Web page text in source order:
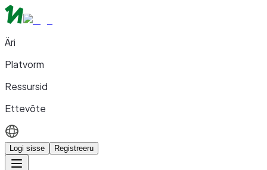
Äri
Platvorm
Ressursid
Ettevõte
Logi sisse Registreeru